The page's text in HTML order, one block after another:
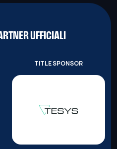
UFFICIALI
TITLE SPONSOR